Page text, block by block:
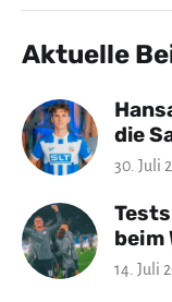
Aktuelle
die
30. Juli
beim
14. Juli